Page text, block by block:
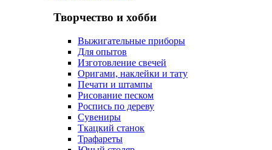
Творчество и хобби
Выжигательные приборы
Для опытов
Изготовление свечей
Оригами, наклейки и тату
Печати и штампы
Рисование песком
Роспись по дереву
Сувениры
Ткацкий станок
Трафареты